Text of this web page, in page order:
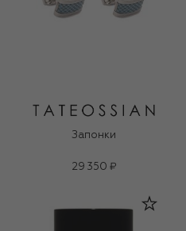
Запонки
29 350 ₽